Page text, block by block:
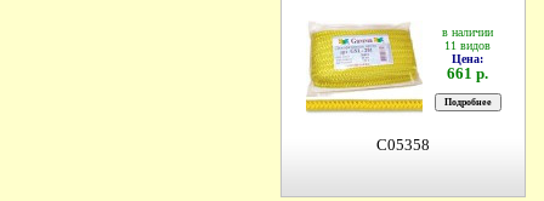
в наличии
11 видов
Цена:
661 р.
C05358